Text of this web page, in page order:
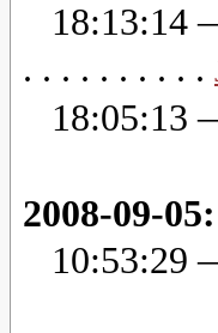
18:13:14
. . . . . . . . . .
18:05:13
2008-09-05:
10:53:29